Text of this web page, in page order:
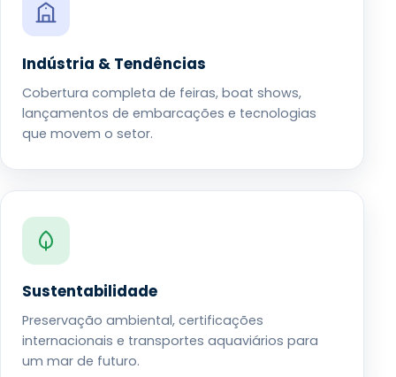
Indústria & Tendências
Cobertura completa de feiras, boat shows,
lançamentos de embarcações e tecnologias
que movem o setor.
Sustentabilidade
Preservação ambiental, certificações
internacionais e transportes aquaviários para
um mar de futuro.